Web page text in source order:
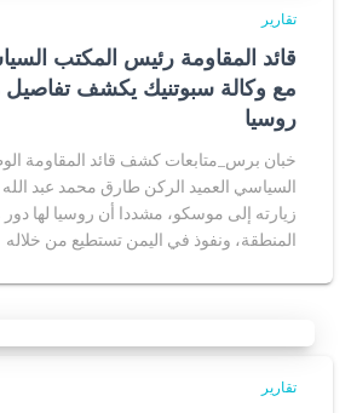
تقارير
قائد المقاومة رئيس المكتب
مع وكالة سبوتنيك يكشف تفاصيل
روسيا
خبان برس_متابعات كشف قائد المقاومة
السياسي العميد الركن طارق محمد عبد
زيارته إلى موسكو، مشددا أن روسيا لها
المنطقة، ونفوذ في اليمن تستطيع من خلاله
تقارير